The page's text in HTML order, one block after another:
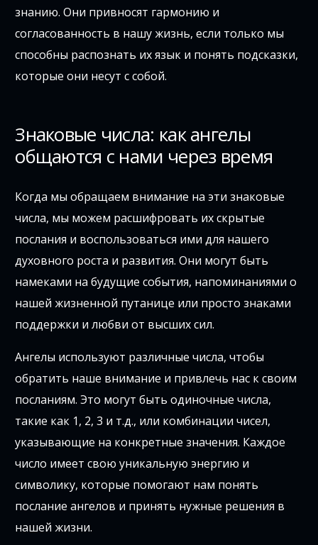
знанию. Они привносят гармонию и
согласованность в нашу жизнь, если только мы
способны распознать их язык и понять подсказки,
которые они несут с собой.
Знаковые числа: как ангелы
общаются с нами через время
Когда мы обращаем внимание на эти знаковые
числа, мы можем расшифровать их скрытые
послания и воспользоваться ими для нашего
духовного роста и развития. Они могут быть
намеками на будущие события, напоминаниями о
нашей жизненной путанице или просто знаками
поддержки и любви от высших сил.
Ангелы используют различные числа, чтобы
обратить наше внимание и привлечь нас к своим
посланиям. Это могут быть одиночные числа,
такие как 1, 2, 3 и т.д., или комбинации чисел,
указывающие на конкретные значения. Каждое
число имеет свою уникальную энергию и
символику, которые помогают нам понять
послание ангелов и принять нужные решения в
нашей жизни.